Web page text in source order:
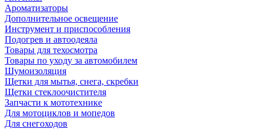
Ароматизаторы
Дополнительное освещение
Инструмент и приспособления
Подогрев и автоодеяла
Товары для техосмотра
Товары по уходу за автомобилем
Шумоизоляция
Щетки для мытья, снега, скребки
Щетки стеклоочистителя
Запчасти к мототехнике
Для мотоциклов и мопедов
Для снегоходов